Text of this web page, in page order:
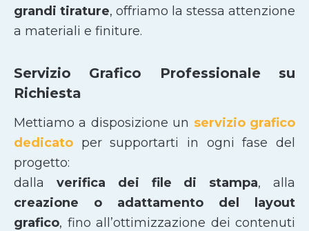
grandi tirature, offriamo la stessa attenzione
a materiali e finiture.
Servizio Grafico Professionale su
Richiesta
Mettiamo a disposizione un servizio grafico
dedicato per supportarti in ogni fase del
progetto:
dalla verifica dei file di stampa, alla
creazione o adattamento del layout
grafico, fino all’ottimizzazione dei contenuti